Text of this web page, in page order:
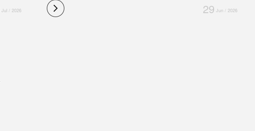
Jul / 2026 29 Jun / 2026